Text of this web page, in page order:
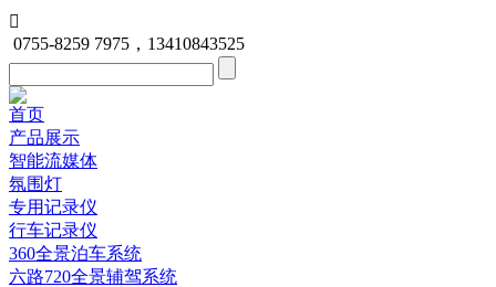

0755-8259 7975，13410843525
首页
产品展示
智能流媒体
氛围灯
专用记录仪
行车记录仪
360全景泊车系统
六路720全景辅驾系统